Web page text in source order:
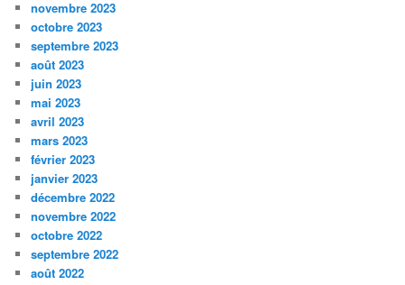
novembre 2023
octobre 2023
septembre 2023
août 2023
juin 2023
mai 2023
avril 2023
mars 2023
février 2023
janvier 2023
décembre 2022
novembre 2022
octobre 2022
septembre 2022
août 2022